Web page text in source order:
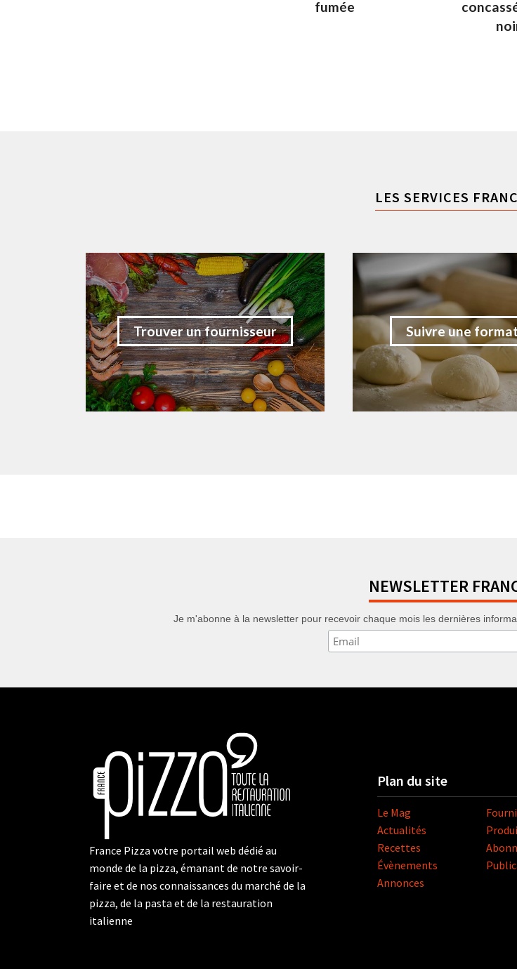
fumée
LES SERVICES
Trouver un fournisseur Suivre une
NEWSLETTER
Je m'abonne à la newsletter pour recevoir chaque mois les dernières
France Pizza votre portail web dédié au
monde de la pizza, émanant de notre savoir-
faire et de nos connaissances du marché de la
pizza, de la pasta et de la restauration
italienne
Plan du site
Le Mag
Actualités
Recettes
Évènements
Annonces